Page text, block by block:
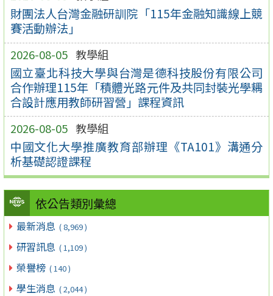
財團法人台灣金融研訓院「115年金融知識線上競
賽活動辦法」
2026-08-05 教學組
國立臺北科技大學與台灣是德科技股份有限公司
合作辦理115年「積體光路元件及共同封裝光學耦
合設計應用教師研習營」課程資訊
2026-08-05 教學組
中國文化大學推廣教育部辦理《TA101》溝通分
析基礎認證課程
依公告類別彙總
最新消息 ( 8,969 )
研習訊息 ( 1,109 )
榮譽榜 ( 140 )
學生消息 ( 2,044 )